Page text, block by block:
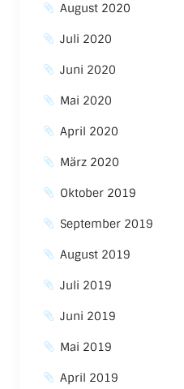
August 2020
Juli 2020
Juni 2020
Mai 2020
April 2020
März 2020
Oktober 2019
September 2019
August 2019
Juli 2019
Juni 2019
Mai 2019
April 2019